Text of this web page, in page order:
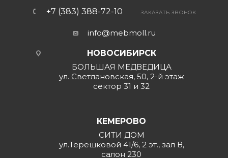
+7 (383) 388-72-10 ЗАКАЗАТЬ ЗВОНОК
info@mebmoll.ru
НОВОСИБИРСК
БОЛЬШАЯ МЕДВЕДИЦА
ул. Светлановская, 50, 2-й этаж
сектор 31 и 32
КЕМЕРОВО
СИТИ ДОМ
ул.Терешковой 41/6, 2 эт., зал В,
салон 230